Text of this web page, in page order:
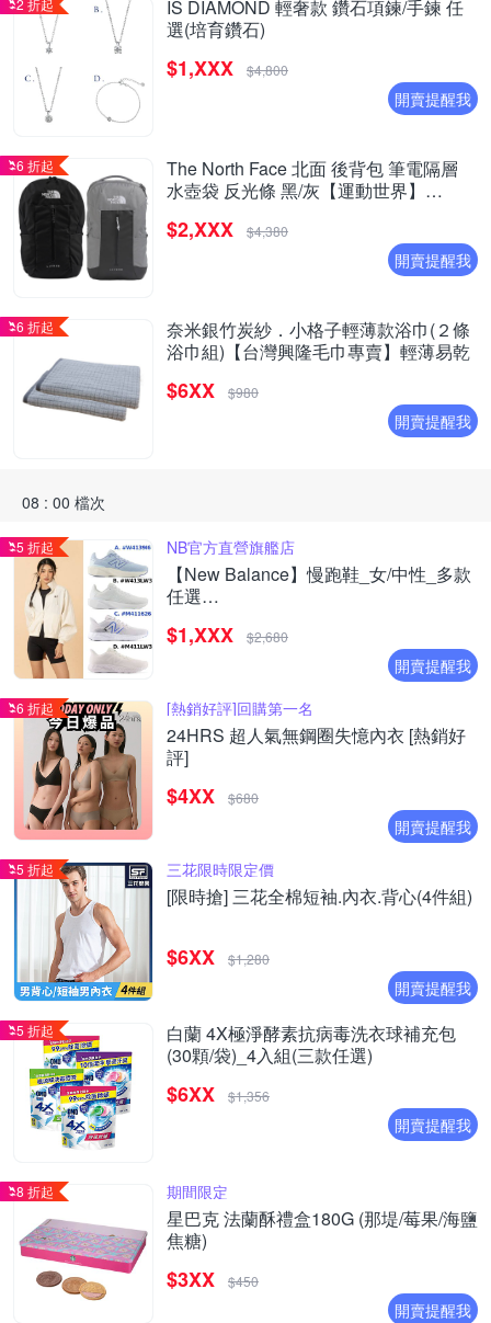
2 折起
IS DIAMOND 輕奢款 鑽石項鍊/手鍊 任
選(培育鑽石)
$1,XXX $4,800
開賣提醒我
6 折起
The North Face 北面 後背包 筆電隔層
水壺袋 反光條 黑/灰【運動世界】
$2,XXX $4,380
開賣提醒我
6 折起
奈米銀竹炭紗．小格子輕薄款浴巾(２條
浴巾組)【台灣興隆毛巾專賣】輕薄易乾
$6XX $980
開賣提醒我
08 : 00 檔次
5 折起 NB官方直營旗艦店
【New Balance】慢跑鞋_女/中性_多款
任選
(網路獨家款)
$1,XXX $2,680
開賣提醒我
6 折起 [熱銷好評]回購第一名
24HRS 超人氣無鋼圈失憶內衣 [熱銷好
評]
$4XX $680
開賣提醒我
5 折起 三花限時限定價
[限時搶] 三花全棉短袖.內衣.背心(4件組)
$6XX $1,280
開賣提醒我
5 折起
白蘭 4X極淨酵素抗病毒洗衣球補充包
(30顆/袋)_4入組(三款任選)
$6XX $1,356
開賣提醒我
8 折起 期間限定
星巴克 法蘭酥禮盒180G (那堤/莓果/海鹽
焦糖)
$3XX $450
開賣提醒我